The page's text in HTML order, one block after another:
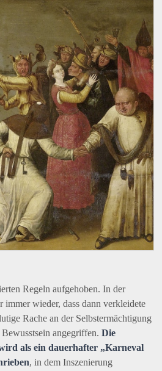
Regeln aufgehoben. In der
immer wieder, dass dann verkleidete
Rache an der Selbstermächtigung
angegriffen. Die
als ein dauerhafter „Karneval
, in dem Inszenierung